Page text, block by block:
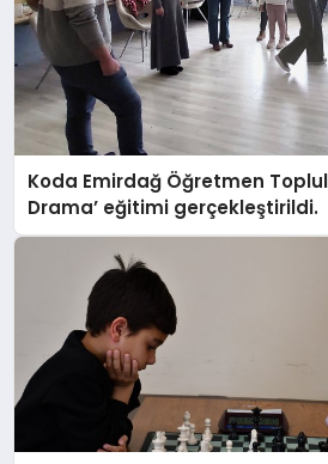
Koda Emirdağ Öğretmen
Drama’ eğitimi gerçekleştirildi.